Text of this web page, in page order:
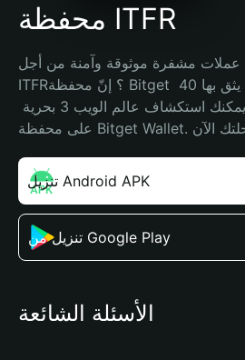
محفظة ITFR
مشفرة موثوقة وآمنة من أجل
ITFR؟ إنّ محفظة Bitget خيارك الأفضل. حيث يثق بها 40
تنزيل Android APK
تنزيل من Google Play
الأسئلة الشائعة